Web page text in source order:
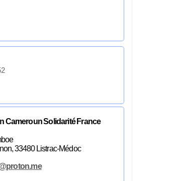
Cameroun Solidarité France
33480 Listrac-Médoc